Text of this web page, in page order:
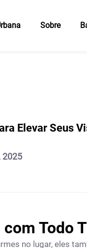
Sobre
Elevar Seus
2025
Todo
no lugar, eles